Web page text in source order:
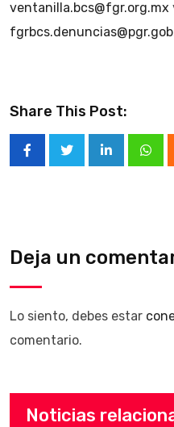
ventanilla.bcs@fgr.org.mx
Share This Post:
LinkedIn
Deja un
Lo siento, debes estar
comentario.
Noticias